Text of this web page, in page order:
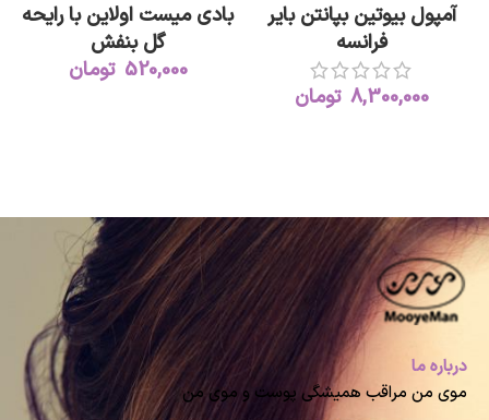
آمپول بیوتین بپانتن بایر
فرانسه
8,300,000 تومان
بادی میست اولاین با رایحه
گل بنفش
520,000 تومان
درباره ما
موی من مراقب همیشگی پوست و موی من